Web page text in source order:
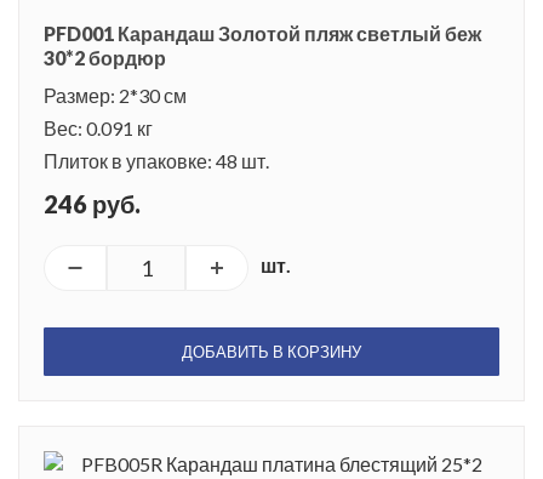
PFD001 Карандаш Золотой пляж светлый беж
30*2 бордюр
Размер: 2*30 см
Вес: 0.091 кг
Плиток в упаковке: 48 шт.
246 руб.
шт.
ДОБАВИТЬ В КОРЗИНУ